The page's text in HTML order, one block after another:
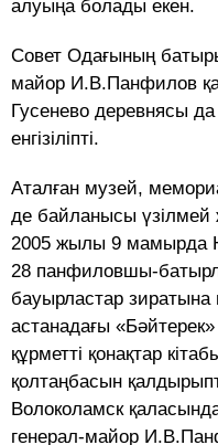
алуыңа болады екен.
Совет Одағының
майор И.В.Панфилов
Гусенево деревнясы
енгізіліпті.
Аталған музей,
де байланысы үзілмей
2005 жылы 9 мамырда
28 панфиловшы-
бауырластар
астанадағы
құрметті қонақтар
қолтаңбасын
Волоколамск
генерал-майор